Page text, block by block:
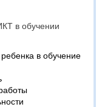
в обучении
в обучение